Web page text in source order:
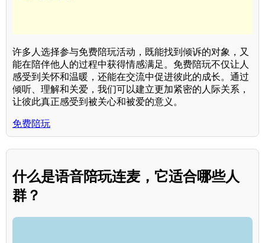
许多人选择参与免费陪玩活动，既能找到倾诉的对象，又
能在陪伴他人的过程中获得情感满足。免费陪玩不仅让人
感受到关怀和温暖，还能在交流中促进彼此的成长。通过
倾听、理解和关爱，我们可以建立更加紧密的人际关系，
让彼此真正感受到被关心和被爱的意义。
免费陪玩
什么是语音陪玩连麦，它适合哪些人
群？